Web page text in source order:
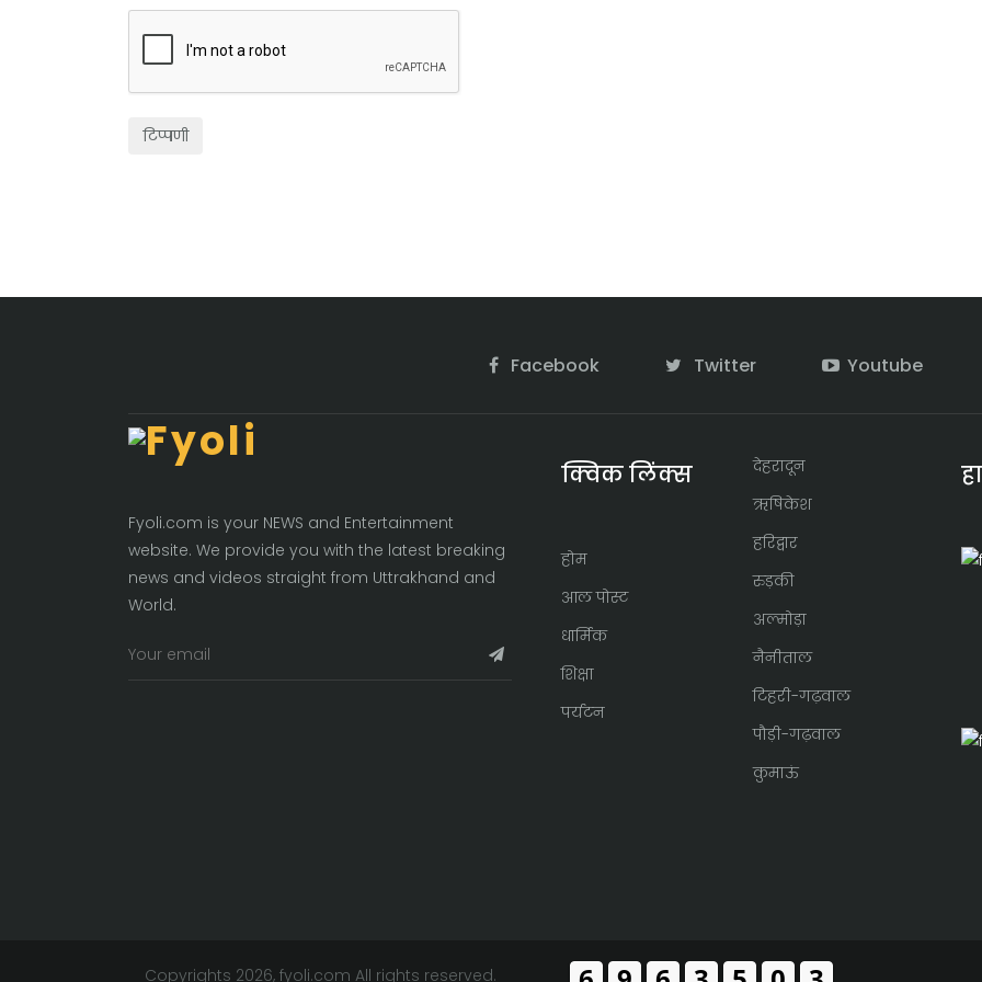
Facebook Twitter Youtube
Fyoli.com is your NEWS and Entertainment
website. We provide you with the latest breaking
news and videos straight from Uttrakhand and
World.
क्विक लिंक्स
होम
आल पोस्ट
धार्मिक
शिक्षा
पर्यटन
देहरादून
ऋषिकेश
हरिद्वार
रुड़की
अल्मोड़ा
नैनीताल
टिहरी-गढ़वाल
पौड़ी-गढ़वाल
कुमाऊं
Copyrights 2026, fyoli.com All rights reserved.